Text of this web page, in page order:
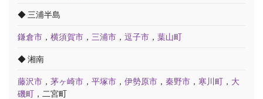
◆ 三浦半島
鎌倉市 ， 横須賀市 ， 三浦市 ， 逗子市 ， 葉山町
◆ 湘南
藤沢市 ， 茅ヶ崎市 ， 平塚市 ， 伊勢原市 ， 秦野市 ， 寒川町 ， 大
磯町 ，二宮町